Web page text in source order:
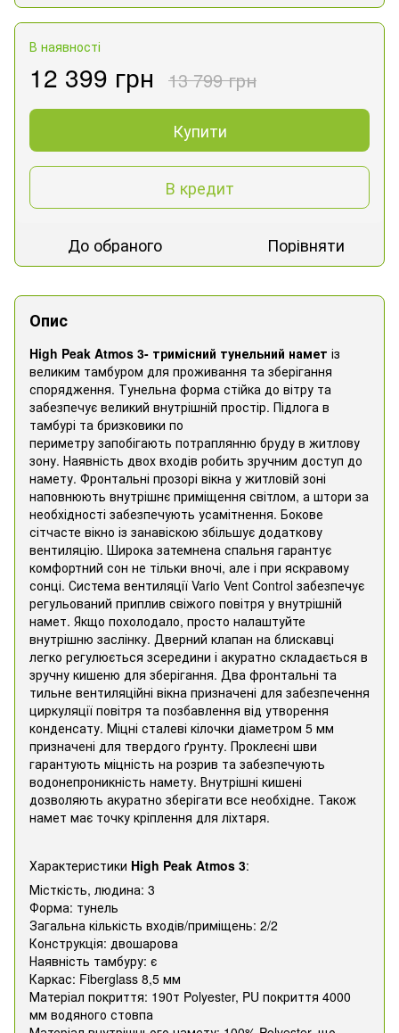
В наявності
12 399 грн 13 799 грн
Купити
В кредит
До обраного Порівняти
Опис
High Peak Atmos 3- тримісний тунельний намет із
великим тамбуром для проживання та зберігання
спорядження. Тунельна форма стійка до вітру та
забезпечує великий внутрішній простір. Підлога в
тамбурі та бризковики по
периметру запобігають потраплянню бруду в житлову
зону. Наявність двох входів робить зручним доступ до
намету. Фронтальні прозорі вікна у житловій зоні
наповнюють внутрішнє приміщення світлом, а штори за
необхідності забезпечують усамітнення. Бокове
сітчасте вікно із занавіскою збільшує додаткову
вентиляцію. Широка затемнена спальня гарантує
комфортний сон не тільки вночі, але і при яскравому
сонці. Система вентиляції Vario Vent Control забезпечує
регульований приплив свіжого повітря у внутрішній
намет. Якщо похолодало, просто налаштуйте
внутрішню заслінку. Дверний клапан на блискавці
легко регулюється зсередини і акуратно складається в
зручну кишеню для зберігання. Два фронтальні та
тильне вентиляційні вікна призначені для забезпечення
циркуляції повітря та позбавлення від утворення
конденсату. Міцні сталеві кілочки діаметром 5 мм
призначені для твердого ґрунту. Проклеєні шви
гарантують міцність на розрив та забезпечують
водонепроникність намету. Внутрішні кишені
дозволяють акуратно зберігати все необхідне. Також
намет має точку кріплення для ліхтаря.
Характеристики High Peak Atmos 3:
Місткість, людина: 3
Форма: тунель
Загальна кількість входів/приміщень: 2/2
Конструкція: двошарова
Наявність тамбуру: є
Каркас: Fiberglass 8,5 мм
Матеріал покриття: 190т Polyester, PU покриття 4000
мм водяного стовпа